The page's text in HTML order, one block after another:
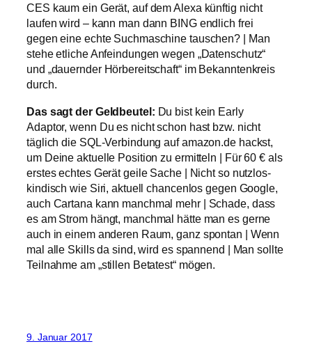
CES kaum ein Gerät, auf dem Alexa künftig nicht
laufen wird – kann man dann BING endlich frei
gegen eine echte Suchmaschine tauschen? | Man
stehe etliche Anfeindungen wegen „Datenschutz“
und „dauernder Hörbereitschaft“ im Bekanntenkreis
durch.
Das sagt der Geldbeutel: Du bist kein Early
Adaptor, wenn Du es nicht schon hast bzw. nicht
täglich die SQL-Verbindung auf amazon.de hackst,
um Deine aktuelle Position zu ermitteln | Für 60 € als
erstes echtes Gerät geile Sache | Nicht so nutzlos-
kindisch wie Siri, aktuell chancenlos gegen Google,
auch Cartana kann manchmal mehr | Schade, dass
es am Strom hängt, manchmal hätte man es gerne
auch in einem anderen Raum, ganz spontan | Wenn
mal alle Skills da sind, wird es spannend | Man sollte
Teilnahme am „stillen Betatest“ mögen.
9. Januar 2017